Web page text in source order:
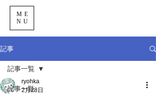
ME
NU
記事
記事一覧
記事一覧
ryohka
2月28日